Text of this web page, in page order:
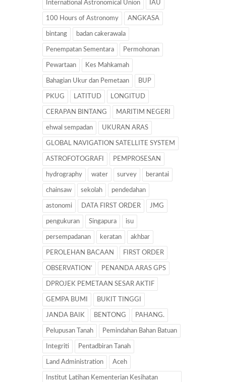
International Astronomical Union IAU
100 Hours of Astronomy ANGKASA
bintang badan cakerawala
Penempatan Sementara Permohonan
Pewartaan Kes Mahkamah
Bahagian Ukur dan Pemetaan BUP
PKUG LATITUD LONGITUD
CERAPAN BINTANG MARITIM NEGERI
ehwal sempadan UKURAN ARAS
GLOBAL NAVIGATION SATELLITE SYSTEM
ASTROFOTOGRAFI PEMPROSESAN
hydrography water survey berantai
chainsaw sekolah pendedahan
astonomi DATA FIRST ORDER JMG
pengukuran Singapura isu
persempadanan keratan akhbar
PEROLEHAN BACAAN FIRST ORDER
OBSERVATION’ PENANDA ARAS GPS
DPROJEK PEMETAAN SESAR AKTIF
GEMPA BUMI BUKIT TINGGI
JANDA BAIK BENTONG PAHANG.
Pelupusan Tanah Pemindahan Bahan Batuan
Integriti Pentadbiran Tanah
Land Administration Aceh
Institut Latihan Kementerian Kesihatan